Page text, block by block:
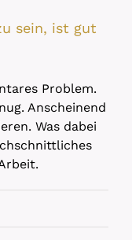
sein, ist gut
Problem.
Anscheinend
Was dabei